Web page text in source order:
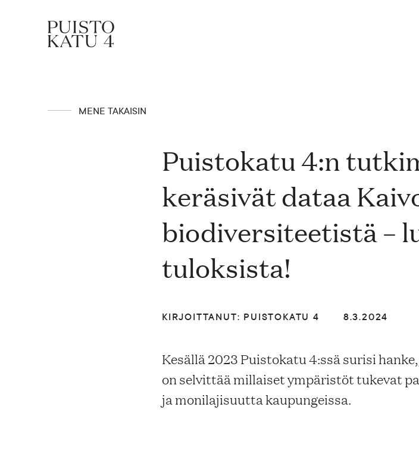
MENE TAKAISIN
Puistokatu 4:n
keräsivät dataa
biodiversiteetistä –
tuloksista!
KIRJOITTANUT: PUISTOKATU 4 8.3.2024
Kesällä 2023 Puistokatu 4:ssä surisi
on selvittää millaiset ympäristöt tukevat
ja monilajisuutta kaupungeissa.